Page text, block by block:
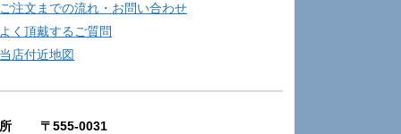
ご注文までの流れ・お問い合わせ
よく頂戴するご質問
当店付近地図
所 〒555-0031